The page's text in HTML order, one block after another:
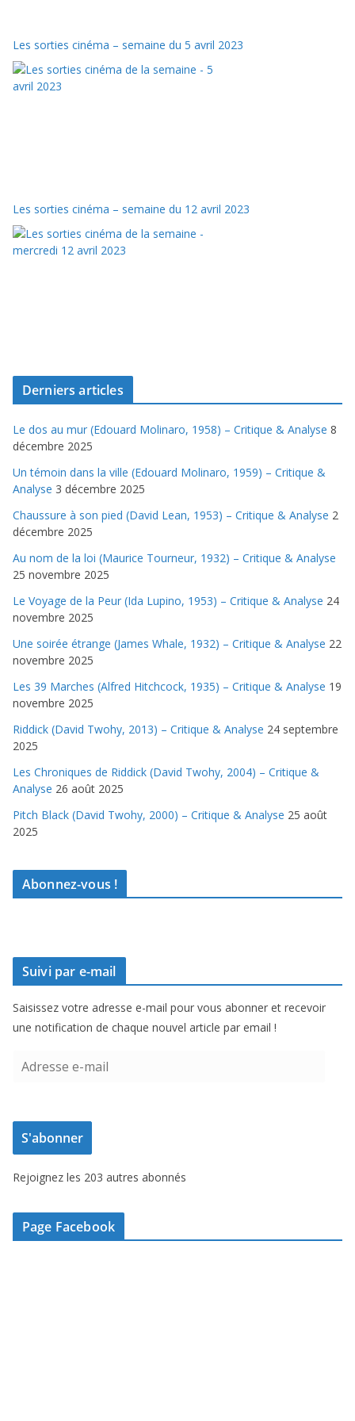
Les sorties cinéma – semaine du 5 avril 2023
Les sorties cinéma – semaine du 12 avril 2023
Derniers articles
Le dos au mur (Edouard Molinaro, 1958) – Critique & Analyse 8
décembre 2025
Un témoin dans la ville (Edouard Molinaro, 1959) – Critique &
Analyse 3 décembre 2025
Chaussure à son pied (David Lean, 1953) – Critique & Analyse 2
décembre 2025
Au nom de la loi (Maurice Tourneur, 1932) – Critique & Analyse
25 novembre 2025
Le Voyage de la Peur (Ida Lupino, 1953) – Critique & Analyse 24
novembre 2025
Une soirée étrange (James Whale, 1932) – Critique & Analyse 22
novembre 2025
Les 39 Marches (Alfred Hitchcock, 1935) – Critique & Analyse 19
novembre 2025
Riddick (David Twohy, 2013) – Critique & Analyse 24 septembre
2025
Les Chroniques de Riddick (David Twohy, 2004) – Critique &
Analyse 26 août 2025
Pitch Black (David Twohy, 2000) – Critique & Analyse 25 août
2025
Abonnez-vous !
Suivi par e-mail
Saisissez votre adresse e-mail pour vous abonner et recevoir
une notification de chaque nouvel article par email !
e
s
e
-
m
S'abonner
Rejoignez les 203 autres abonnés
Page Facebook